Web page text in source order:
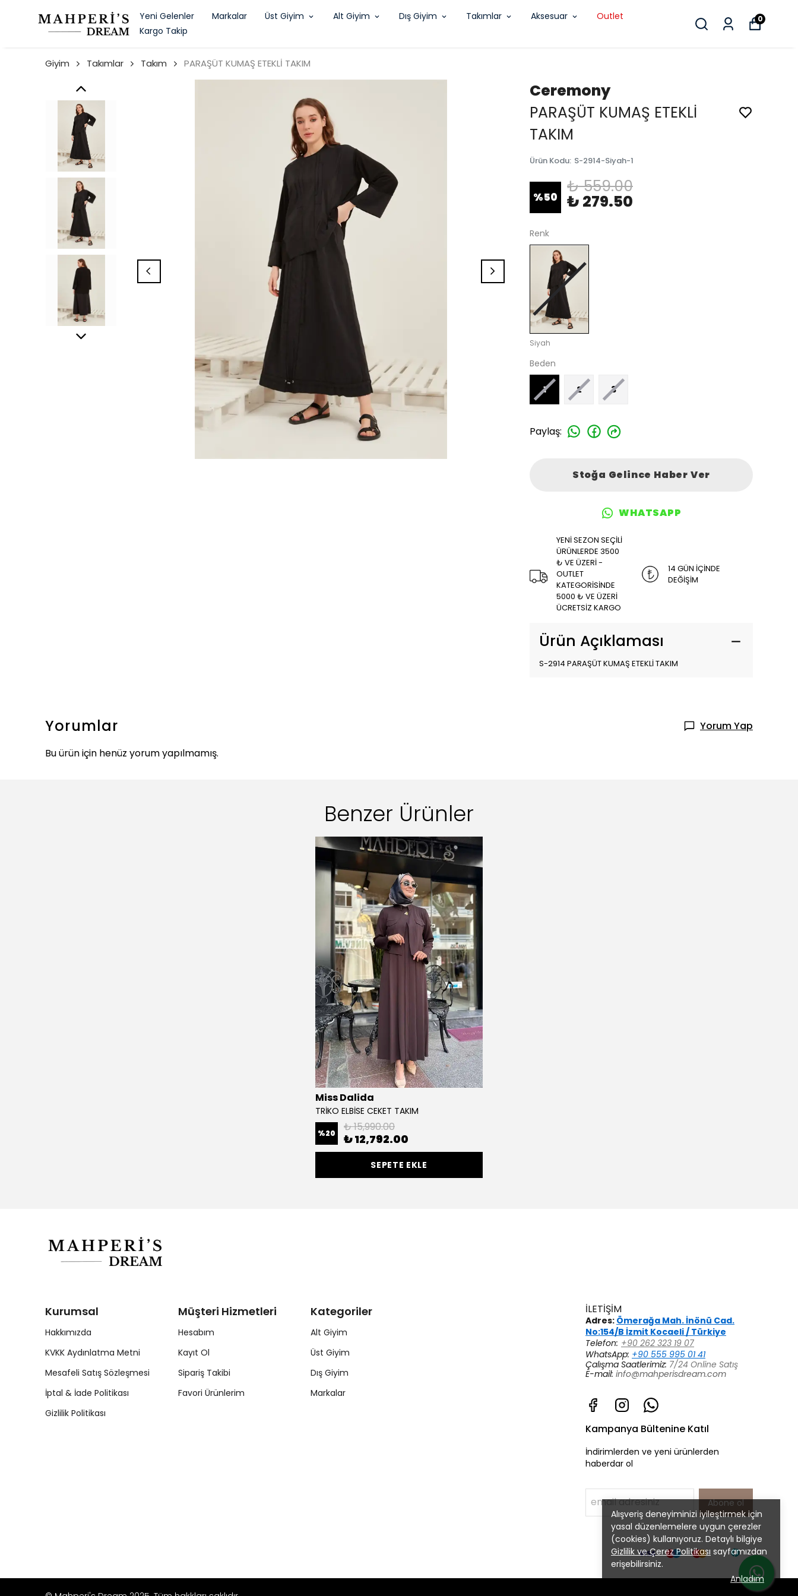
Yeni Gelenler Markalar Üst Giyim Alt Giyim Dış Giyim Takımlar Aksesuar
Outlet
Kargo Takip
0
Alışveriş deneyiminizi iyileştirmek için
yasal düzenlemelere uygun çerezler
(cookies) kullanıyoruz. Detaylı bilgiye
Gizlilik ve Çerez Politikası sayfamızdan
erişebilirsiniz.
Anladım
Giyim Takımlar Takım PARAŞÜT KUMAŞ ETEKLİ TAKIM
Ceremony
PARAŞÜT KUMAŞ ETEKLİ
TAKIM
Ürün Kodu: S-2914-Siyah-1
%50
₺ 559.00
₺ 279.50
Renk
Siyah
Beden
1 2 3
Paylaş:
Stoğa Gelince Haber Ver
WHATSAPP
YENİ SEZON SEÇİLİ
ÜRÜNLERDE 3500
₺ VE ÜZERİ -
OUTLET
KATEGORİSİNDE
5000 ₺ VE ÜZERİ
ÜCRETSİZ KARGO
14 GÜN İÇİNDE
DEĞİŞİM
Ürün Açıklaması
S-2914 PARAŞÜT KUMAŞ ETEKLİ TAKIM
Yorumlar
Yorum Yap
Bu ürün için henüz yorum yapılmamış.
Benzer Ürünler
Miss Dalida
TRİKO ELBİSE CEKET TAKIM
%20 ₺ 15,990.00
₺ 12,792.00
SEPETE EKLE
Kurumsal
Hakkımızda
KVKK Aydınlatma Metni
Mesafeli Satış Sözleşmesi
İptal & İade Politikası
Gizlilik Politikası
Müşteri Hizmetleri
Hesabım
Kayıt Ol
Sipariş Takibi
Favori Ürünlerim
Kategoriler
Alt Giyim
Üst Giyim
Dış Giyim
Markalar
İLETİŞİM
Adres: Ömerağa Mah. İnönü Cad.
No:154/B İzmit Kocaeli / Türkiye
Telefon: +90 262 323 19 07
WhatsApp: +90 555 995 01 41
Çalışma Saatlerimiz: 7/24 Online Satış
E-mail: info@mahperisdream.com
Kampanya Bültenine Katıl
İndirimlerden ve yeni ürünlerden
haberdar ol
Abone ol